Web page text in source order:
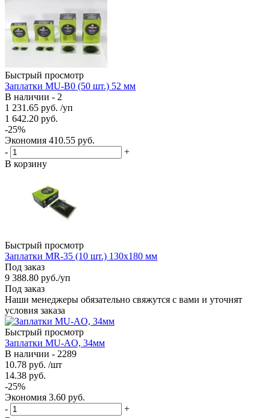
Быстрый просмотр
Заплатки MU-В0 (50 шт.) 52 мм
В наличии - 2
1 231.65 руб. /уп
1 642.20 руб.
-25%
Экономия 410.55 руб.
-
+
В корзину
Быстрый просмотр
Заплатки MR-35 (10 шт.) 130х180 мм
Под заказ
9 388.80 руб./уп
Под заказ
Наши менеджеры обязательно свяжутся с вами и уточнят
условия заказа
Быстрый просмотр
Заплатки MU-AO, 34мм
В наличии - 2289
10.78 руб. /шт
14.38 руб.
-25%
Экономия 3.60 руб.
-
+